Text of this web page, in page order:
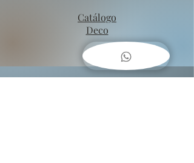
Catálogo
Deco